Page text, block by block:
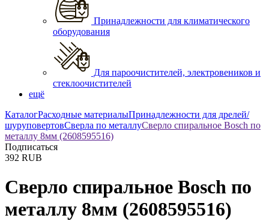
Принадлежности для климатического
оборудования
Для пароочистителей, электровеников и
стеклоочистителей
ещё
КаталогРасходные материалыПринадлежности для дрелей/
шуруповертовСверла по металлуСверло спиральное Bosch по
металлу 8мм (2608595516)
Подписаться
392 RUB
Сверло спиральное Bosch по
металлу 8мм (2608595516)